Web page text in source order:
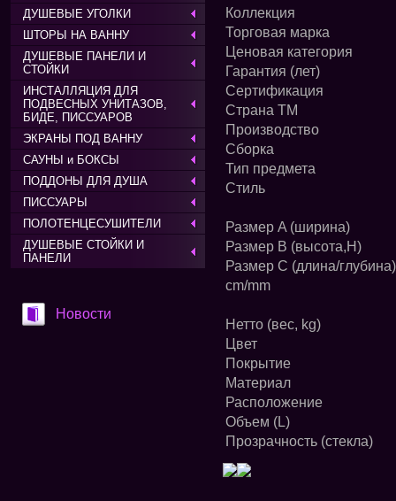
ДУШЕВЫЕ УГОЛКИ
ШТОРЫ НА ВАННУ
ДУШЕВЫЕ ПАНЕЛИ И
СТОЙКИ
ИНСТАЛЛЯЦИЯ ДЛЯ
ПОДВЕСНЫХ УНИТАЗОВ,
БИДЕ, ПИССУАРОВ
ЭКРАНЫ ПОД ВАННУ
САУНЫ и БОКСЫ
ПОДДОНЫ ДЛЯ ДУША
ПИССУАРЫ
ПОЛОТЕНЦЕСУШИТЕЛИ
ДУШЕВЫЕ СТОЙКИ И
ПАНЕЛИ
Новости
Коллекция
Торговая марка
Ценовая категория
Гарантия (лет)
Сертификация
Страна ТМ
Производство
Сборка
Тип предмета
Стиль
Размер A (ширина)
Размер B (высота,H)
Размер C (длина/глубина)
cm/mm
Нетто (вес, kg)
Цвет
Покрытие
Материал
Расположение
Объем (L)
Прозрачность (стекла)